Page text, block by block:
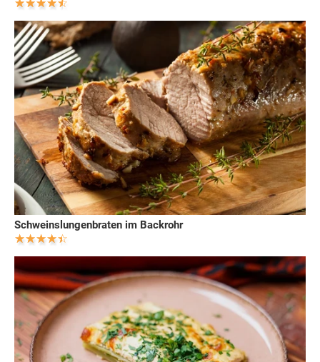
Schweinslungenbraten im Backrohr